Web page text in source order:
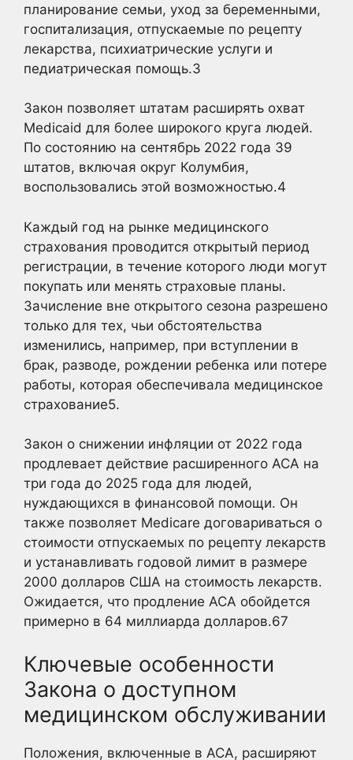
планирование семьи, уход за беременными,
госпитализация, отпускаемые по рецепту
лекарства, психиатрические услуги и
педиатрическая помощь.3
Закон позволяет штатам расширять охват
Medicaid для более широкого круга людей.
По состоянию на сентябрь 2022 года 39
штатов, включая округ Колумбия,
воспользовались этой возможностью.4
Каждый год на рынке медицинского
страхования проводится открытый период
регистрации, в течение которого люди могут
покупать или менять страховые планы.
Зачисление вне открытого сезона разрешено
только для тех, чьи обстоятельства
изменились, например, при вступлении в
брак, разводе, рождении ребенка или потере
работы, которая обеспечивала медицинское
страхование5.
Закон о снижении инфляции от 2022 года
продлевает действие расширенного ACA на
три года до 2025 года для людей,
нуждающихся в финансовой помощи. Он
также позволяет Medicare договариваться о
стоимости отпускаемых по рецепту лекарств
и устанавливать годовой лимит в размере
2000 долларов США на стоимость лекарств.
Ожидается, что продление ACA обойдется
примерно в 64 миллиарда долларов.67
Ключевые особенности
Закона о доступном
медицинском обслуживании
Положения, включенные в ACA, расширяют